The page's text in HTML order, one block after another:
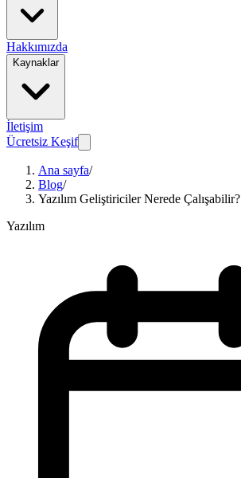
Hakkımızda
Kaynaklar
İletişim
Ücretsiz Keşif
Ana sayfa/
Blog/
Yazılım Geliştiriciler Nerede Çalışabilir?
Yazılım